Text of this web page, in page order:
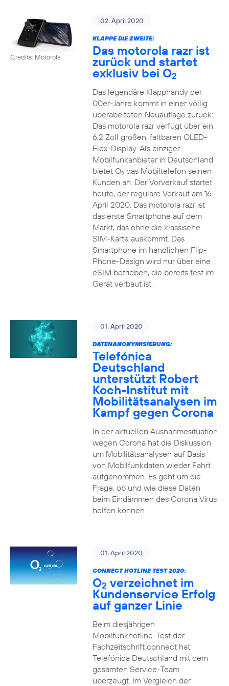
Credits: Motorola
02. April 2020
KLAPPE DIE ZWEITE:
Das motorola razr ist
zurück und startet
exklusiv bei O2
Das legendäre Klapphandy der
00er-Jahre kommt in einer völlig
überabeiteten Neuauflage zurück:
Das motorola razr verfügt über ein
6,2 Zoll großen, faltbaren OLED-
Flex-Display. Als einziger
Mobilfunkanbieter in Deutschland
bietet O2das Mobiltelefon seinen
Kunden an. Der Vorverkauf startet
heute, der reguläre Verkauf am 16.
April 2020. Das motorola razr ist
das erste Smartphone auf dem
Markt, das ohne die klassische
SIM-Karte auskommt. Das
Smartphone im handlichen Flip-
Phone-Design wird nur über eine
eSIM betrieben, die bereits fest im
Gerät verbaut ist.
01. April 2020
DATENANONYMISIERUNG:
Telefónica
Deutschland
unterstützt Robert
Koch-Institut mit
Mobilitätsanalysen im
Kampf gegen Corona
In der aktuellen Ausnahmesituation
wegen Corona hat die Diskussion
um Mobilitätsanalysen auf Basis
von Mobilfunkdaten wieder Fahrt
aufgenommen. Es geht um die
Frage, ob und wie diese Daten
beim Eindämmen des Corona Virus
helfen können.
01. April 2020
CONNECT HOTLINE TEST 2020:
O2 verzeichnet im
Kundenservice Erfolg
auf ganzer Linie
Beim diesjährigen
Mobilfunkhotline-Test der
Fachzeitschrift connect hat
Telefónica Deutschland mit dem
gesamten Service-Team
überzeugt. Im Vergleich der